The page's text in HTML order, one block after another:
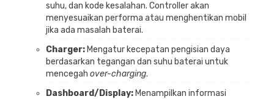
suhu, dan kode kesalahan. Controller akan
menyesuaikan performa atau menghentikan mobil
jika ada masalah baterai.
Charger: Mengatur kecepatan pengisian daya
berdasarkan tegangan dan suhu baterai untuk
mencegah over-charging.
Dashboard/Display: Menampilkan informasi